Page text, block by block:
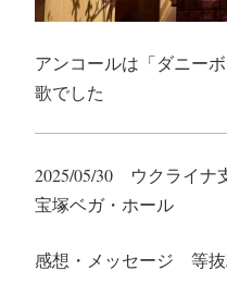
アンコールは「ダニー
歌でした
2025/05/30 ウクライナ
宝塚ベガ・ホール
感想・メッセージ 等